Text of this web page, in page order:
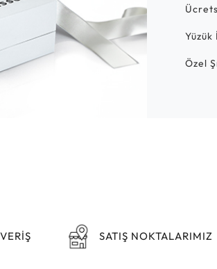
Yüzük
Özel
SATIŞ NOKTALARIMIZ